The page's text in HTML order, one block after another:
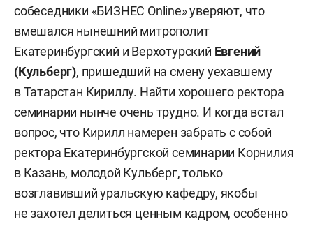
собеседники «БИЗНЕС Online» уверяют, что
вмешался нынешний митрополит
Екатеринбургский и Верхотурский Евгений
(Кульберг), пришедший на смену уехавшему
в Татарстан Кириллу. Найти хорошего ректора
семинарии нынче очень трудно. И когда встал
вопрос, что Кирилл намерен забрать с собой
ректора Екатеринбургской семинарии Корнилия
в Казань, молодой Кульберг, только
возглавивший уральскую кафедру, якобы
не захотел делиться ценным кадром, особенно